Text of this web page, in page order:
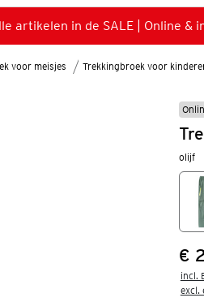
artikelen in de SALE | Online &
voor meisjes Trekkingbroek voor
olijf
€
incl.
excl.